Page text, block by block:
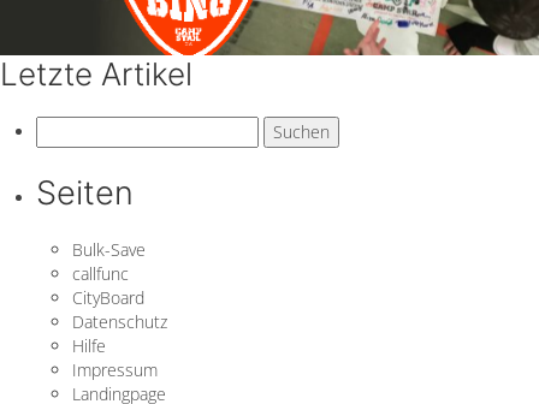
Letzte Artikel
nach:
Seiten
Bulk-Save
callfunc
CityBoard
Datenschutz
Hilfe
Impressum
Landingpage